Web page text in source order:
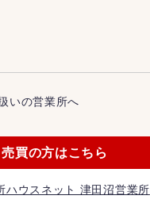
いの営業所へ
売買の方はこちら
ハウスネット 津田沼営業所